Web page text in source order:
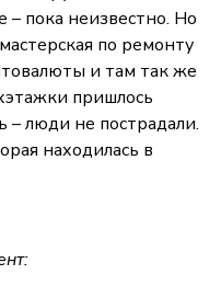
пока неизвестно. Но
по ремонту
и там так же
пришлось
– люди не пострадали.
находилась в